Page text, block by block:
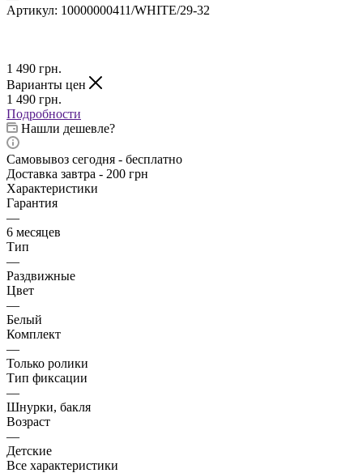
Артикул: 10000000411/WHITE/29-32
1 490 грн.
Варианты цен
1 490 грн.
Подробности
Нашли дешевле?
Самовывоз сегодня - бесплатно
Доставка завтра - 200 грн
Характеристики
Гарантия
—
6 месяцев
Тип
—
Раздвижные
Цвет
—
Белый
Комплект
—
Только ролики
Тип фиксации
—
Шнурки, бакля
Возраст
—
Детские
Все характеристики